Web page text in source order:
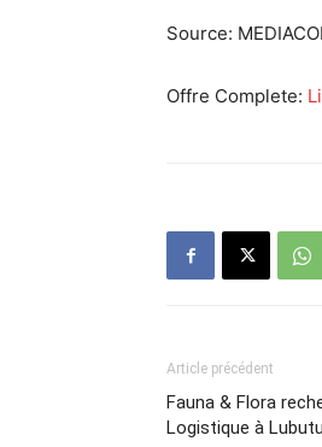
Source:
Offre Complete:
Article précédent
Fauna & Flora
Logistique à